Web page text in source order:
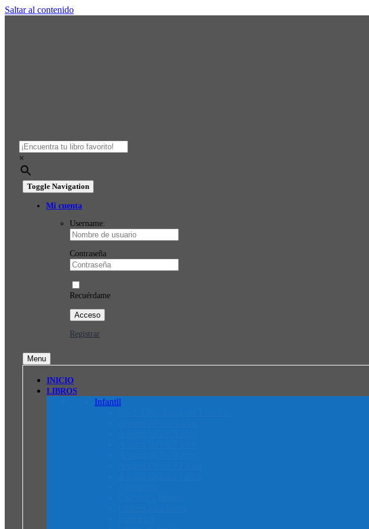
Saltar al contenido
×
Toggle Navigation
Mi cuenta
Username:
Contraseña
Recuérdame
Registrar
Menu
INICIO
LIBROS
Infantil